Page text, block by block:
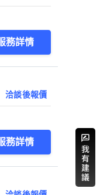
務詳情
洽談後報價
務詳情